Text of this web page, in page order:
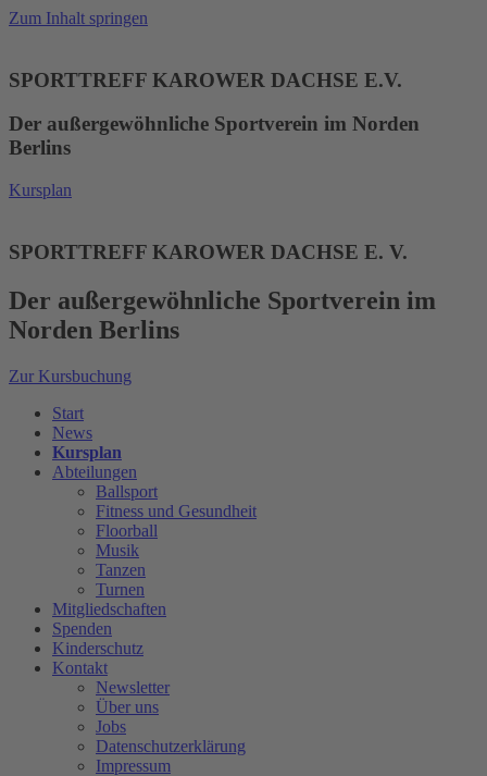
Zum Inhalt springen
SPORTTREFF KAROWER DACHSE E.V.
Der außergewöhnliche Sportverein im Norden
Berlins
Kursplan
SPORTTREFF KAROWER DACHSE E. V.
Der außergewöhnliche Sportverein im
Norden Berlins
Zur Kursbuchung
Start
News
Kursplan
Abteilungen
Ballsport
Fitness und Gesundheit
Floorball
Musik
Tanzen
Turnen
Mitgliedschaften
Spenden
Kinderschutz
Kontakt
Newsletter
Über uns
Jobs
Datenschutzerklärung
Impressum